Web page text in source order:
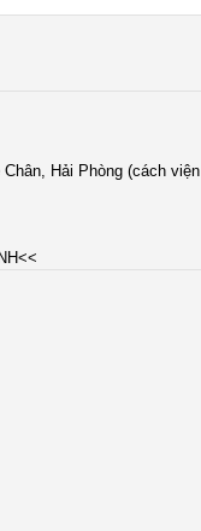
Hải Phòng (cách viện